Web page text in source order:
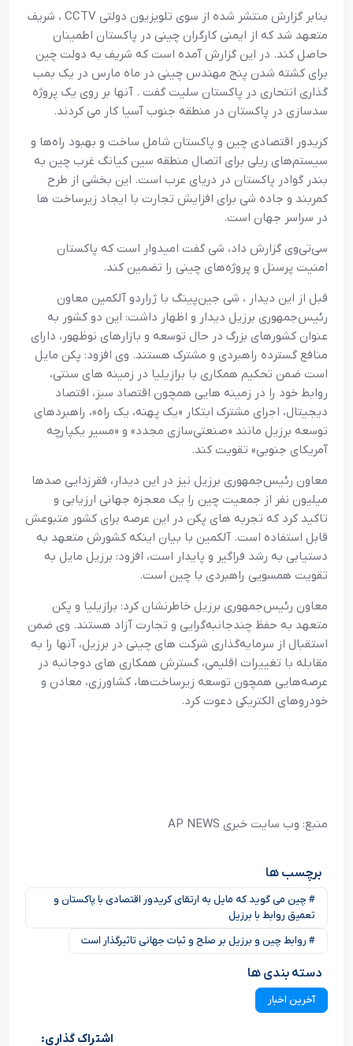
بنابر گزارش منتشر شده از سوی تلویزیون دولتی CCTV ، شریف
متعهد شد که از ایمنی کارگران چینی در پاکستان اطمینان
حاصل کند. در این گزارش آمده است که شریف به دولت چین
برای کشته شدن پنج مهندس چینی در ماه مارس در یک بمب
گذاری انتحاری در پاکستان سلیت گفت . آنها بر روی یک پروژه
سدسازی در پاکستان در منطقه جنوب آسیا کار می کردند.
کریدور اقتصادی چین و پاکستان شامل ساخت و بهبود راه‌ها و
سیستم‌های ریلی برای اتصال منطقه سین کیانگ غرب چین به
بندر گوادر پاکستان در دریای عرب است. این بخشی از طرح
کمربند و جاده شی برای افزایش تجارت با ایجاد زیرساخت ها
در سراسر جهان است.
سی‌تی‌وی گزارش داد، شی گفت امیدوار است که پاکستان
امنیت پرسنل و پروژه‌های چینی را تضمین کند.
قبل از این دیدار ، شی جین‌پینگ با ژراردو آلکمین معاون
رئیس‌جمهوری برزیل دیدار و اظهار داشت: این دو کشور به
عنوان کشورهای بزرگ در حال توسعه و بازارهای نوظهور، دارای
منافع گسترده راهبردی و مشترک هستند. وی افزود: پکن مایل
است ضمن تحکیم همکاری با برازیلیا در زمینه های سنتی،
روابط خود را در زمینه هایی همچون اقتصاد سبز، اقتصاد
دیجیتال، اجرای مشترک ابتکار «یک پهنه، یک راه»، راهبردهای
توسعه برزیل مانند «صنعتی‌سازی مجدد» و «مسیر یکپارچه
آمریکای جنوبی» تقویت کند.
معاون رئیس‌جمهوری برزیل نیز در این دیدار، فقرزدایی صدها
میلیون نفر از جمعیت چین را یک معجزه جهانی ارزیابی و
تاکید کرد که تجربه های پکن در این عرصه برای کشور متبوعش
قابل استفاده است. آلکمین با بیان اینکه کشورش متعهد به
دستیابی به رشد فراگیر و پایدار است، افزود: برزیل مایل به
تقویت همسویی راهبردی با چین است.
معاون رئیس‌جمهوری برزیل خاطرنشان کرد: برازیلیا و پکن
متعهد به حفظ چندجانبه‌گرایی و تجارت آزاد هستند. وی ضمن
استقبال از سرمایه‌گذاری شرکت های چینی در برزیل، آنها را به
مقابله با تغییرات اقلیمی، گسترش همکاری های دوجانبه در
عرصه‌هایی همچون توسعه زیرساخت‌ها، کشاورزی، معادن و
خودروهای الکتریکی دعوت کرد.
منبع: وب سایت خبری AP NEWS
برچسب ها
# چین می گوید که مایل به ارتقای کریدور اقتصادی با پاکستان و
تعمیق روابط با برزیل
# روابط چین و برزیل بر صلح و ثبات جهانی تاثیرگذار است
دسته بندی ها
آخرین اخبار
اشتراک گذاری: